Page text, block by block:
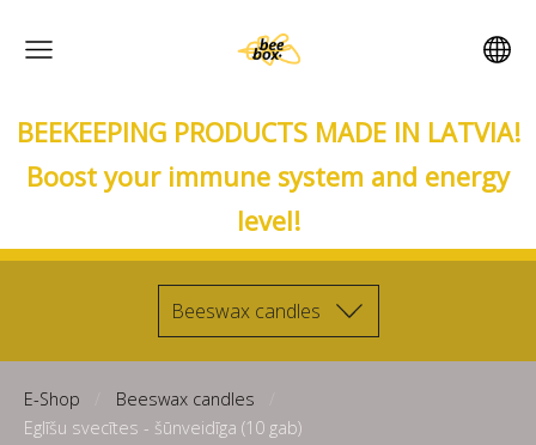
BEEKEEPING PRODUCTS MADE IN LATVIA!
Boost your immune system and energy
level!
Beeswax candles
E-Shop
Beeswax candles
Eglīšu svecītes - šūnveidīga (10 gab)